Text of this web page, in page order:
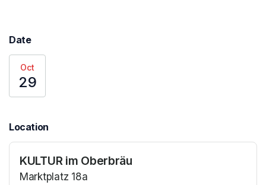
Date
Oct
29
Location
KULTUR im Oberbräu
Marktplatz 18a